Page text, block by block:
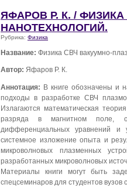
ЯФАРОВ Р. К. /
НАНОТЕХНОЛОГИЙ.
Рубрика: Физика
Название: Физика СВЧ вакуумно-
Автор: Яфаров Р. К.
Аннотация: В книге обозначены и
подходы в разработке СВЧ
Излагаются математическая
разряда в магнитном поле,
дифференциальных уравнений и
системное изложение опыта и
микроволновых плазменных
разработанных микроволновых
Материалы книги могут быть
спецсеминаров для студентов вузов